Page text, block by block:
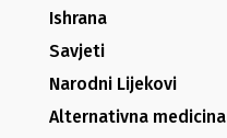
Ishrana
Savjeti
Narodni Lijekovi
Alternativna medicina